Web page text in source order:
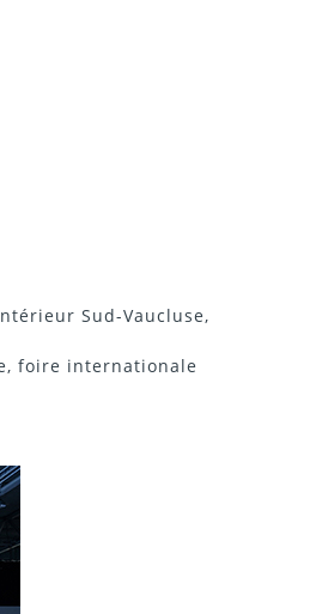
Sud-Vaucluse,
foire internationale